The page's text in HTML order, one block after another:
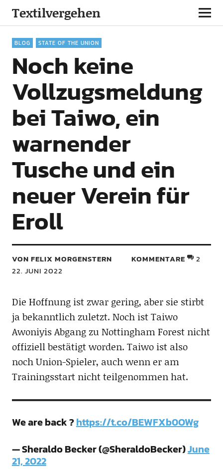
Textilvergehen
BLOG STATE OF THE UNION
Noch keine
Vollzugsmeldung
bei Taiwo, ein
warnender
Tusche und ein
neuer Verein für
Eroll
VON FELIX MORGENSTERN
22. JUNI 2022
KOMMENTARE 2
Die Hoffnung ist zwar gering, aber sie stirbt
ja bekanntlich zuletzt. Noch ist Taiwo
Awoniyis Abgang zu Nottingham Forest nicht
offiziell bestätigt worden. Taiwo ist also
noch Union-Spieler, auch wenn er am
Trainingsstart nicht teilgenommen hat.
We are back ?https://t.co/BEWFXb0OWg
— Sheraldo Becker (@SheraldoBecker)June
21, 2022